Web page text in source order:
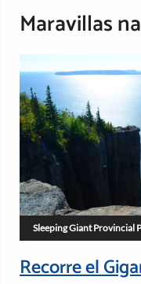
Maravillas
Sleeping Giant Provincial
Recorre el